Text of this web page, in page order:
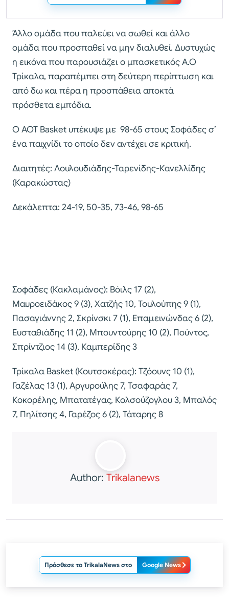
Άλλο ομάδα που παλεύει να σωθεί και άλλο
ομάδα που προσπαθεί να μην διαλυθεί. Δυστυχώς
η εικόνα που παρουσιάζει ο μπασκετικός Α.Ο
Τρίκαλα, παραπέμπει στη δεύτερη περίπτωση και
από δω και πέρα η προσπάθεια αποκτά
πρόσθετα εμπόδια.
Ο ΑΟΤ Basket υπέκυψε με 98-65 στους Σοφάδες σ’
ένα παιχνίδι το οποίο δεν αντέχει σε κριτική.
Διαιτητές: Λουλουδιάδης-Ταρενίδης-Κανελλίδης
(Καρακώστας)
Δεκάλεπτα: 24-19, 50-35, 73-46, 98-65
Σοφάδες (Κακλαμάνος): Βόιλς 17 (2),
Μαυροειδάκος 9 (3), Χατζής 10, Τουλούπης 9 (1),
Πασαγιάννης 2, Σκρίνσκι 7 (1), Επαμεινώνδας 6 (2),
Ευσταθιάδης 11 (2), Μπουντούρης 10 (2), Πούντος,
Σπρίντζιος 14 (3), Καμπερίδης 3
Τρίκαλα Basket (Κουτσοκέρας): Τζόουνς 10 (1),
Γαζέλας 13 (1), Αργυρούλης 7, Τσαφαράς 7,
Κοκορέλης, Μπατατέγας, Κολσούζογλου 3, Μπαλός
7, Πηλίτσης 4, Γαρέζος 6 (2), Τάταρης 8
Author: Trikalanews
Πρόσθεσε το TrikalaNews στο Google News